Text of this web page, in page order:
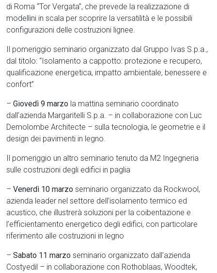
di Roma “Tor Vergata”, che prevede la realizzazione di
modellini in scala per scoprire la versatilità e le possibili
configurazioni delle costruzioni lignee.
Il pomeriggio seminario organizzato dal Gruppo Ivas S.p.a.,
dal titolo: “Isolamento a cappotto: protezione e recupero,
qualificazione energetica, impatto ambientale, benessere e
confort”
–Giovedì 9 marzo la mattina seminario coordinato
dall’azienda Margaritelli S.p.a. – in collaborazione con Luc
Demolombe Architecte – sulla tecnologia, le geometrie e il
design dei pavimenti in legno.
Il pomeriggio un altro seminario tenuto da M2 Ingegneria
sulle costruzioni degli edifici in paglia
–Venerdì 10 marzo seminario organizzato da Rockwool,
azienda leader nel settore dell’isolamento termico ed
acustico, che illustrerà soluzioni per la coibentazione e
l’efficientamento energetico degli edifici, con particolare
riferimento alle costruzioni in legno
–Sabato 11 marzo seminario organizzato dall’azienda
Costyedil – in collaborazione con Rothoblaas, Woodtek,